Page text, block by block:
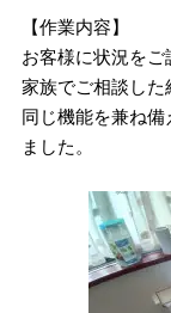
【作業内容】
お客様に状況をご
家族でご相談し
同じ機能を兼ね
ました。